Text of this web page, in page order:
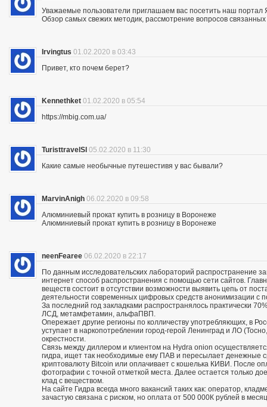
Уважаемые пользователи приглашаем вас посетить наш портал
Обзор самых свежих методик, рассмотрение вопросов
Irvingtus 01.02.2020 в 03:43
Привет, кто почем берет?
Kennethket 01.02.2020 в 05:54
https://mbig.com.ua/
TuristtravelSl 05.02.2020 в 11:30
Какие самые необычные путешестивя у вас бывали?
MarvinAnigh 06.02.2020 в 09:58
Алюминиевый прокат купить в розницу в Воронеже
Алюминиевый прокат купить в розницу в Воронеже
neenFearee 06.02.2020 в 22:17
По данным исследовательских лабораторий распространение
интернет способ распространения с помощью сети сайтов.
веществ состоит в отсутствии возможности выявить цепь от
деятельности современных цифровых средств анонимизации с
За последний год закладками распространялось практически
ЛСД, метамфетамин, альфаПВП.
Опережает другие регионы по колличеству употребляющих, в
уступает в наркопотреблении город-герой Ленинград и ЛО
окрестности.
Связь между диллером и клиентом на Hydra onion
гидра, ищет так необходимые ему ПАВ и пересылает денежные
криптовалюту Bitcoin или оплачивает с кошелька КИВИ. После
фотографии с точной отметкой места. Далее остается только
клад с веществом.
На сайте Гидра всегда много вакансий таких как: оператор,
зачастую связана с риском, но оплата от 500 000К рублей в